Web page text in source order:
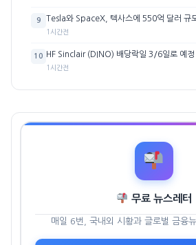
9 Tesla와 SpaceX, 텍사스에 550억 달러 규
1시간전
10 HF Sinclair (DINO) 배당락일 3/6일로 예정
1시간전
무료 뉴스레터
매일 6번, 국내외 시황과 글로벌 금융